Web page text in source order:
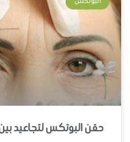
البوتكس
حقن البوتكس لتجاعيد